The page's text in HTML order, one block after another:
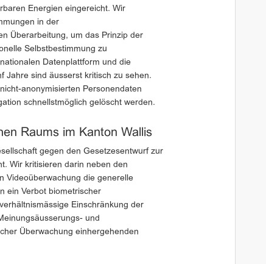
Energien eingereicht. Wir
in der
Überarbeitung, um das Prinzip der
Selbstbestimmung zu
Datenplattform und die
Jahre sind äusserst kritisch zu sehen.
anonymisierten Personendaten
schnellstmöglich gelöscht werden.
Raums im Kanton Wallis
gegen den Gesetzesentwurf zur
Wir kritisieren darin neben den
Videoüberwachung die generelle
ein Verbot biometrischer
Einschränkung der
und
Überwachung einhergehenden